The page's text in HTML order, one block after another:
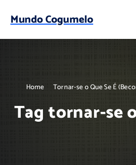
p
Mundo Cogumelo
Home Tornar-se o Que Se É
Tag tornar-se